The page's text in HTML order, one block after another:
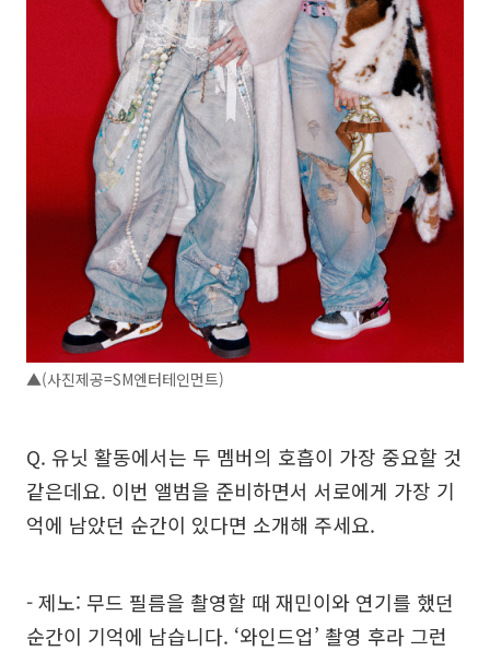
▲(사진제공=SM엔터테인먼트)
Q. 유닛 활동에서는 두 멤버의 호흡이 가장 중요할 것
같은데요. 이번 앨범을 준비하면서 서로에게 가장 기
억에 남았던 순간이 있다면 소개해 주세요.
- 제노: 무드 필름을 촬영할 때 재민이와 연기를 했던
순간이 기억에 남습니다. ‘와인드업’ 촬영 후라 그런